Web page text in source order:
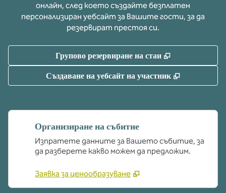
онлайн, след което създайте безплатен
персонализиран уебсайт за Вашите гости, за да
резервират престоя си.
Групово резервиране на стаи ,
Създаване на уебсайт на участник ,
Организиране на събитие
Изпратете данните за Вашето събитие, за
да разберете какво можем да предложим.
Заявка за ценообразуване